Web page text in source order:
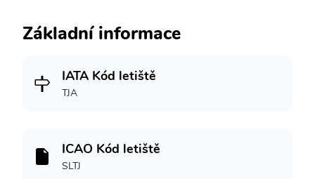
Základní informace
IATA Kód letiště
TJA
ICAO Kód letiště
SLTJ